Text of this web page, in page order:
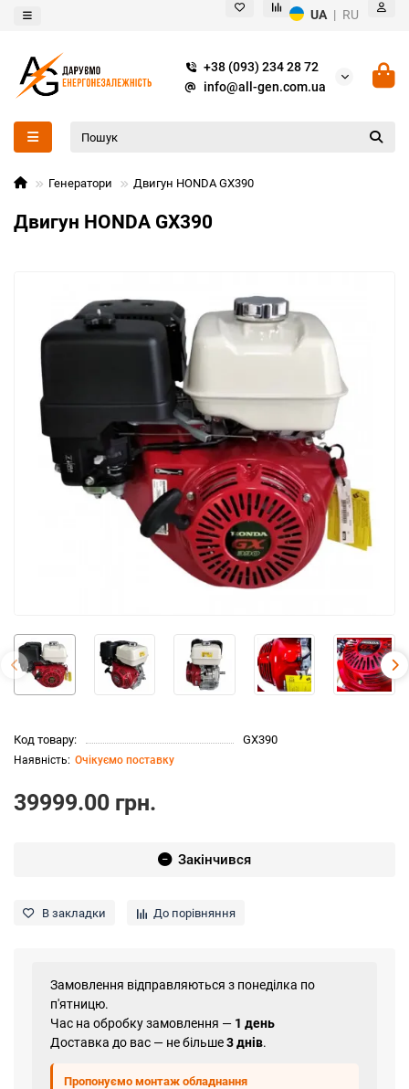
UA | RU
+38 (093) 234 28 72
info@all-gen.com.ua
Генератори Двигун HONDA GX390
Двигун HONDA GX390
Код товару: GX390
Очікуємо поставку
39999.00 грн.
Закінчився
В закладки До порівняння
Замовлення відправляються з понеділка по
п'ятницю.
Час на обробку замовлення — 1 день
Доставка до вас — не більше3 днів.
Пропонуємо монтаж обладнання